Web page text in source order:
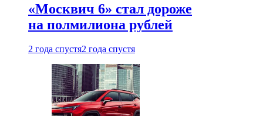
«Москвич 6» стал дороже
на полмилиона рублей
2 года спустя2 года спустя